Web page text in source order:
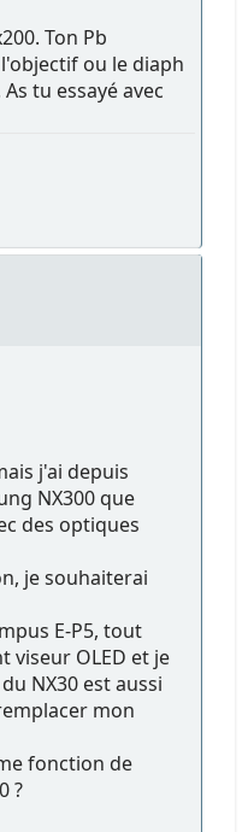
Ton Pb
ou le diaph
tu essayé avec
j'ai depuis
NX300 que
des optiques
je souhaiterai
E-P5, tout
viseur OLED et je
NX30 est aussi
mon
fonction de
?